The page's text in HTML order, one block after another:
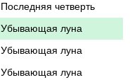
Последняя четверть
Убывающая луна
Убывающая луна
Убывающая луна